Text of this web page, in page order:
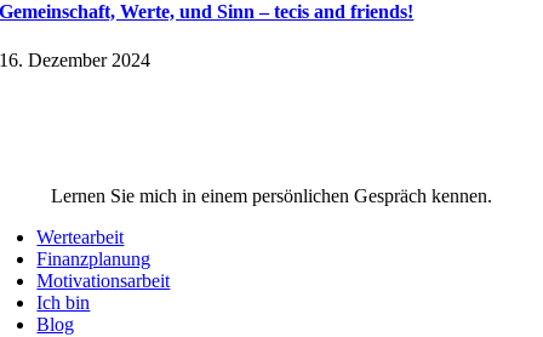
Gemeinschaft, Werte, und Sinn – tecis and friends!
16. Dezember 2024
Lernen Sie mich in einem persönlichen Gespräch kennen.
Wertearbeit
Finanzplanung
Motivationsarbeit
Ich bin
Blog